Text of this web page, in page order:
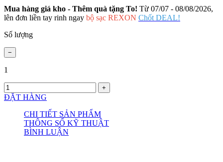
Mua hàng giá kho - Thêm quà tặng To! Từ 07/07 - 08/08/2026,
lên đơn liền tay rinh ngay bộ sạc REXON Chốt DEAL!
Số lượng
1
ĐẶT HÀNG
CHI TIẾT SẢN PHẨM
THÔNG SỐ KỸ THUẬT
BÌNH LUẬN